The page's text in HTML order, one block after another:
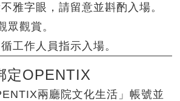
雅字眼，請留意並斟酌入場。
眾觀賞。
工作人員指示入場。
定OPENTIX
兩廳院文化生活」帳號並